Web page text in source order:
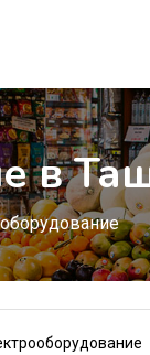
в